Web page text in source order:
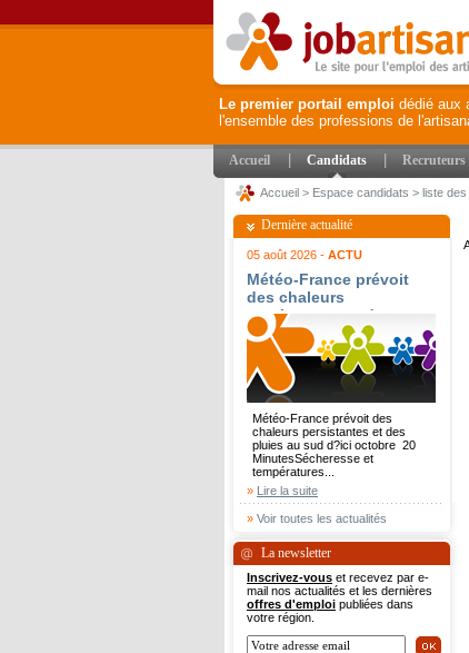
Le premier portail emploi dédié aux
l'ensemble des professions de
Accueil Candidats Recruteurs
Accueil > Espace candidats > liste des
Dernière actualité
05 août 2026 - ACTU
Météo-France prévoit
des chaleurs
persistantes et des
pluies au sud d?ici
octobre - 20 Minutes
Météo-France prévoit des
chaleurs persistantes et des
pluies au sud d?ici octobre 20
MinutesSécheresse et
températures...
» Lire la suite
» Voir toutes les actualités
La newsletter
Inscrivez-vous et recevez par e-
mail nos actualités et les dernières
offres d'emploi publiées dans
votre région.